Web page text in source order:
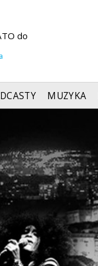
do
MUZYKA